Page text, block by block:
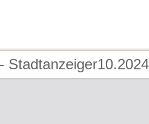
Stadtanzeiger10.2024